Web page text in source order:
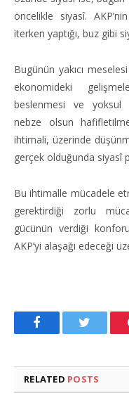
öncelikle siyasî.
iterken yaptığı, buz gibi
Bugünün yakıcı
ekonomideki
beslenmesi ve yoksul
nebze olsun
ihtimali, üzerinde
gerçek olduğunda siyasî
Bu ihtimalle mücadele
gerektirdiği zorlu
gücünün verdiği
AKP’yi alaşağı edeceği
Facebook
RELATED POSTS